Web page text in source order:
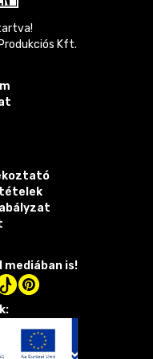
Kft.
mediában is!